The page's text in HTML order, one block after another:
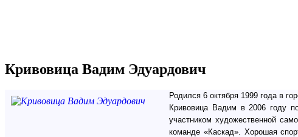
Кривовица Вадим Эдуардович
Родился 6 октября 1999 года в
Кривовица Вадим в 2006 году
участником художественной
команде «Каскад». Хорошая